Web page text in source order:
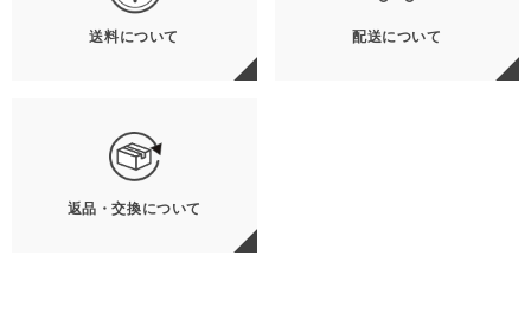
送料について 配送について
返品・交換について